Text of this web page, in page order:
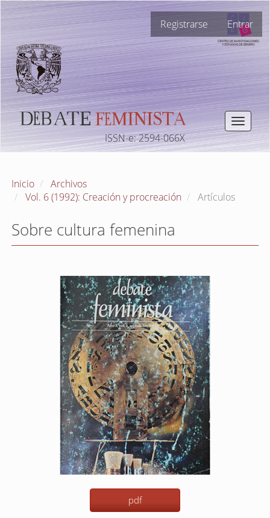
Navegación
principal
Contenido
principal
Barra
lateral
Registrarse Entrar
Toggle
ISSN-e: 2594-066X
Inicio
Archivos
Vol. 6 (1992): Creación y procreación
Artículos
Sobre cultura femenina
pdf